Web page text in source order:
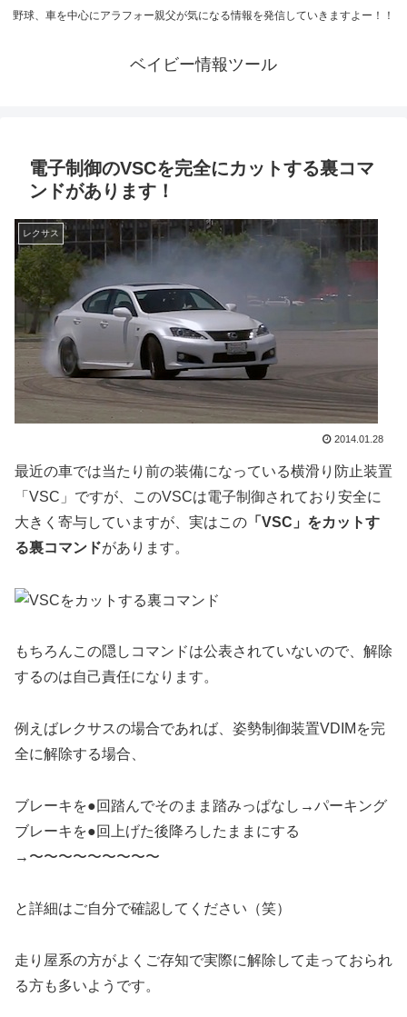
野球、車を中心にアラフォー親父が気になる情報を発信していきますよー！！
ベイビー情報ツール
電子制御のVSCを完全にカットする裏コマ
ンドがあります！
レクサス
2014.01.28
最近の車では当たり前の装備になっている横滑り防止装置
「VSC」ですが、このVSCは電子制御されており安全に
大きく寄与していますが、実はこの 「VSC」をカットす
る裏コマンドがあります。
もちろんこの隠しコマンドは公表されていないので、解除
するのは自己責任になります。
例えばレクサスの場合であれば、姿勢制御装置VDIMを完
全に解除する場合、
ブレーキを●回踏んでそのまま踏みっぱなし→パーキング
ブレーキを●回上げた後降ろしたままにする
→〜〜〜〜〜〜〜〜〜
と詳細はご自分で確認してください（笑）
走り屋系の方がよくご存知で実際に解除して走っておられ
る方も多いようです。